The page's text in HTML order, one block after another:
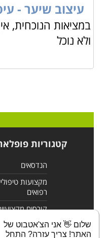
עיצוב שיער -
במציאות הנוכחית,
ולא נוכל
קטגוריות
הנדסאים
מקצועות
רפואים
קורסים
לימודי
שלום 👋 אני הצ'אטבוט של
האתר! צריך עזרה? התחל